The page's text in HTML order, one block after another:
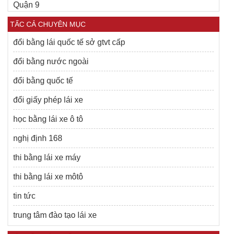
Quận 9
TẤC CẢ CHUYÊN MỤC
đổi bằng lái quốc tế sở gtvt cấp
đổi bằng nước ngoài
đổi bằng quốc tế
đổi giấy phép lái xe
học bằng lái xe ô tô
nghị định 168
thi bằng lái xe máy
thi bằng lái xe môtô
tin tức
trung tâm đào tạo lái xe